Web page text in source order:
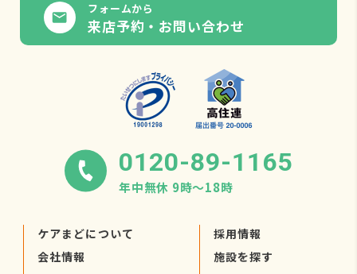
フォームから
来店予約・お問い合わせ
0120-89-1165
年中無休 9時〜18時
ケアまどについて
会社情報
採用情報
施設を探す